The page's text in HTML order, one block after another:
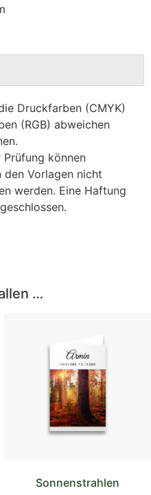
Druckfarben (CMYK)
(RGB) abweichen
können
den Vorlagen nicht
werden. Eine Haftung
…
Sonnenstrahlen